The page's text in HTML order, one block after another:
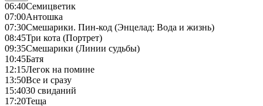
06:40Семицветик
07:00Антошка
07:30Смешарики. Пин-код (Энцелад: Вода и жизнь)
08:45Три кота (Портрет)
09:35Смешарики (Линии судьбы)
10:45Батя
12:15Легок на помине
13:50Все и сразу
15:4030 свиданий
17:20Теща